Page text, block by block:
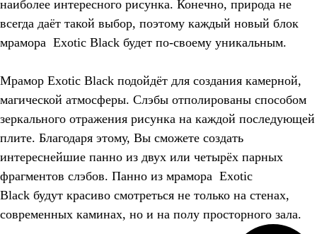
наиболее интересного рисунка. Конечно, природа не
всегда даёт такой выбор, поэтому каждый новый блок
мрамора Exotic Black будет по-своему уникальным.
Мрамор Exotic Black подойдёт для создания камерной,
магической атмосферы. Слэбы отполированы способом
зеркального отражения рисунка на каждой последующей
плите. Благодаря этому, Вы сможете создать
интереснейшие панно из двух или четырёх парных
фрагментов слэбов. Панно из мрамора Exotic
Black будут красиво смотреться не только на стенах,
современных каминах, но и на полу просторного зала.